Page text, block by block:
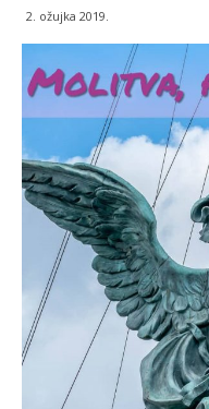
2. ožujka 2019.